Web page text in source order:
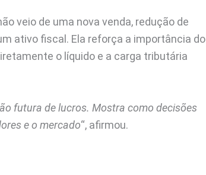
veio de uma nova venda, redução de
ativo fiscal. Ela reforça a importância do
o líquido e a carga tributária
futura de lucros. Mostra como decisões
e o mercado“, afirmou.